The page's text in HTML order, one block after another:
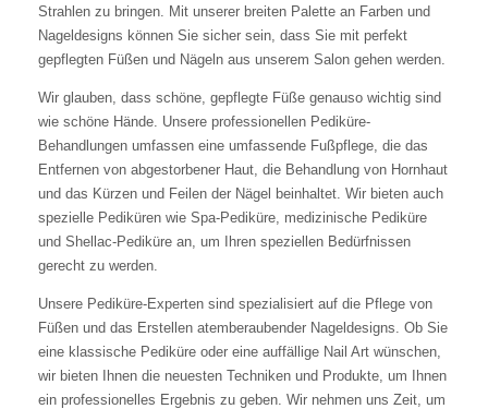
Strahlen zu bringen. Mit unserer breiten Palette an Farben und
Nageldesigns können Sie sicher sein, dass Sie mit perfekt
gepflegten Füßen und Nägeln aus unserem Salon gehen werden.
Wir glauben, dass schöne, gepflegte Füße genauso wichtig sind
wie schöne Hände. Unsere professionellen Pediküre-
Behandlungen umfassen eine umfassende Fußpflege, die das
Entfernen von abgestorbener Haut, die Behandlung von Hornhaut
und das Kürzen und Feilen der Nägel beinhaltet. Wir bieten auch
spezielle Pediküren wie Spa-Pediküre, medizinische Pediküre
und Shellac-Pediküre an, um Ihren speziellen Bedürfnissen
gerecht zu werden.
Unsere Pediküre-Experten sind spezialisiert auf die Pflege von
Füßen und das Erstellen atemberaubender Nageldesigns. Ob Sie
eine klassische Pediküre oder eine auffällige Nail Art wünschen,
wir bieten Ihnen die neuesten Techniken und Produkte, um Ihnen
ein professionelles Ergebnis zu geben. Wir nehmen uns Zeit, um